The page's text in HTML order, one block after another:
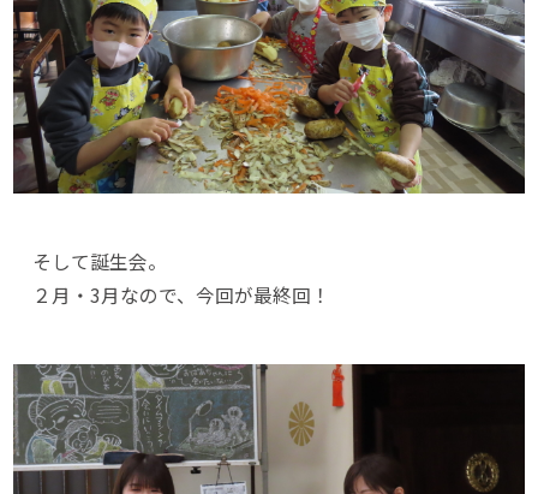
そして誕生会。
２月・3月なので、今回が最終回！